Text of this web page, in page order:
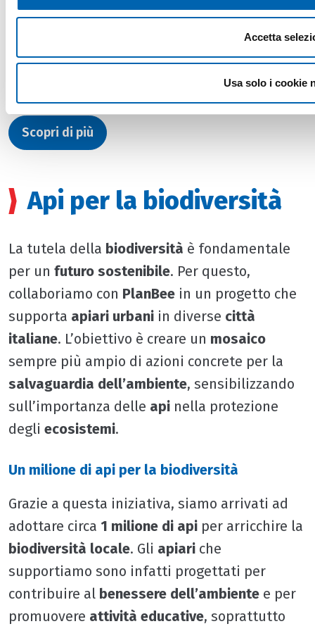
Accetta
Usa solo i cookie
concreto nel nostro percorso verso la
responsabilità
ambientaleesocialeper costruire un futuro
Scopri di più
Api per la biodiversità
La tutela della biodiversità è fondamentale
per un futuro sostenibile. Per questo,
collaboriamo con PlanBee in un progetto che
supporta apiari urbani in diverse città
italiane. L’obiettivo è creare un mosaico
sempre più ampio di azioni concrete per la
salvaguardia dell’ambiente, sensibilizzando
sull’importanza delle api nella protezione
degli ecosistemi.
Un milione di api per la biodiversità
Grazie a questa iniziativa, siamo arrivati ad
adottare circa 1 milione di api per arricchire la
biodiversità locale. Gli apiari che
supportiamo sono infatti progettati per
contribuire al benessere dell’ambiente e per
promuovere attività educative, soprattutto